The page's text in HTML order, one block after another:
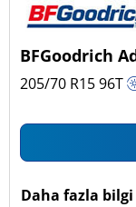
BFGoodrich
205/70 R1596T
Daha fazla bilgi